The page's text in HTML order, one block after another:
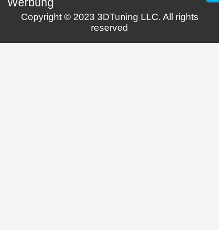
Werbung
Copyright © 2023 3DTuning LLC. All rights
reserved